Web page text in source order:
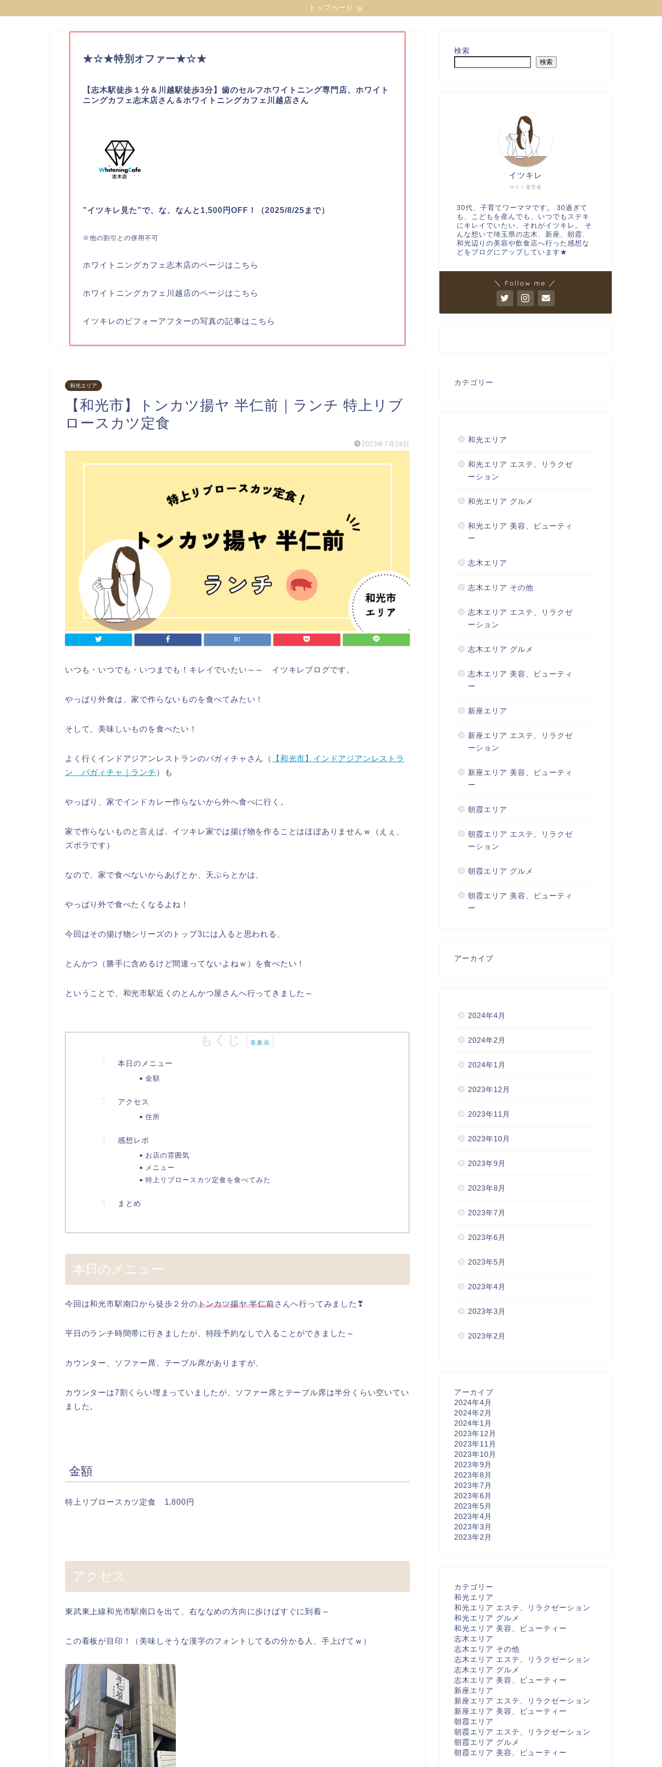
トップページ
★☆★特別オファー★☆★
【志木駅徒歩１分＆川越駅徒歩3分】歯のセルフホワイトニング専門店、ホワイト
ニングカフェ志木店さん＆ホワイトニングカフェ川越店さん
”イツキレ見た”で、な、なんと1,500円OFF！（2025/8/25まで）
※他の割引との併用不可
ホワイトニングカフェ志木店のページはこちら
ホワイトニングカフェ川越店のページはこちら
イツキレのビフォーアフターの写真の記事はこちら
和光エリア
【和光市】トンカツ揚ヤ 半仁前｜ランチ 特上リブ
ロースカツ定食
2023年7月24日
いつも・いつでも・いつまでも！キレイでいたい～～ イツキレブログです。
やっぱり外食は、家で作らないものを食べてみたい！
そして、美味しいものを食べたい！
よく行くインドアジアンレストランのバガィチャさん（
【和光市】インドアジアンレストラ
ン バガィチャ｜ランチ ）も
やっぱり、家でインドカレー作らないから外へ食べに行く。
家で作らないものと言えば、イツキレ家では揚げ物を作ることはほぼありませんｗ（えぇ、
ズボラです）
なので、家で食べないからあげとか、天ぷらとかは、
やっぱり外で食べたくなるよね！
今回はその揚げ物シリーズのトップ3には入ると思われる、
とんかつ（勝手に含めるけど間違ってないよねｗ）を食べたい！
ということで、和光市駅近くのとんかつ屋さんへ行ってきました～
もくじ [非表示]
本日のメニュー
金額
アクセス
住所
感想レポ
お店の雰囲気
メニュー
特上リブロースカツ定食を食べてみた
まとめ
本日のメニュー
今回は和光市駅南口から徒歩２分のトンカツ揚ヤ 半仁前さんへ行ってみました❣
平日のランチ時間帯に行きましたが、特段予約なしで入ることができました～
カウンター、ソファー席、テーブル席がありますが、
カウンターは7割くらい埋まっていましたが、ソファー席とテーブル席は半分くらい空いてい
ました。
金額
特上リブロースカツ定食 1,800円
アクセス
東武東上線和光市駅南口を出て、右ななめの方向に歩けばすぐに到着～
この看板が目印！（美味しそうな漢字のフォントしてるの分かる人、手上げてｗ）
検索
検索
サイト運営者
イツキレ
30代、子育てワーママです。 30過ぎて
も、こどもを産んでも、いつでもステキ
にキレイでいたい、それがイツキレ。 そ
んな想いで埼玉県の志木、新座、朝霞、
和光辺りの美容や飲食店へ行った感想な
どをブログにアップしています★
＼ Follow me ／
カテゴリー
和光エリア
和光エリア エステ、リラクゼ
ーション
和光エリア グルメ
和光エリア 美容、ビューティ
ー
志木エリア
志木エリア その他
志木エリア エステ、リラクゼ
ーション
志木エリア グルメ
志木エリア 美容、ビューティ
ー
新座エリア
新座エリア エステ、リラクゼ
ーション
新座エリア 美容、ビューティ
ー
朝霞エリア
朝霞エリア エステ、リラクゼ
ーション
朝霞エリア グルメ
朝霞エリア 美容、ビューティ
ー
アーカイブ
2024年4月
2024年2月
2024年1月
2023年12月
2023年11月
2023年10月
2023年9月
2023年8月
2023年7月
2023年6月
2023年5月
2023年4月
2023年3月
2023年2月
アーカイブ
2024年4月
2024年2月
2024年1月
2023年12月
2023年11月
2023年10月
2023年9月
2023年8月
2023年7月
2023年6月
2023年5月
2023年4月
2023年3月
2023年2月
カテゴリー
和光エリア
和光エリア エステ、リラクゼーション
和光エリア グルメ
和光エリア 美容、ビューティー
志木エリア
志木エリア その他
志木エリア エステ、リラクゼーション
志木エリア グルメ
志木エリア 美容、ビューティー
新座エリア
新座エリア エステ、リラクゼーション
新座エリア 美容、ビューティー
朝霞エリア
朝霞エリア エステ、リラクゼーション
朝霞エリア グルメ
朝霞エリア 美容、ビューティー